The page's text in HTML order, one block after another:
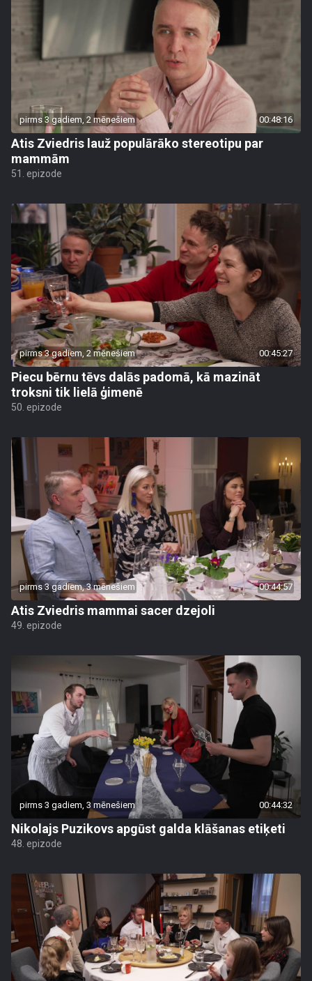
pirms 3 gadiem, 2 mēnešiem 00:48:16
Atis Zviedris lauž populārāko stereotipu par
mammām
51. epizode
pirms 3 gadiem, 2 mēnešiem 00:45:27
Piecu bērnu tēvs dalās padomā, kā mazināt
troksni tik lielā ģimenē
50. epizode
pirms 3 gadiem, 3 mēnešiem 00:44:57
Atis Zviedris mammai sacer dzejoli
49. epizode
pirms 3 gadiem, 3 mēnešiem 00:44:32
Nikolajs Puzikovs apgūst galda klāšanas etiķeti
48. epizode